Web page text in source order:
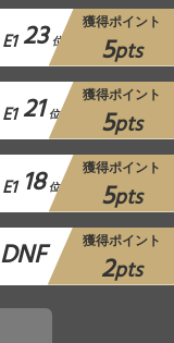
E1 23 位
獲得ポイント
5pts
E1 21 位
獲得ポイント
5pts
E1 18 位
獲得ポイント
5pts
DNF 獲得ポイント
2pts